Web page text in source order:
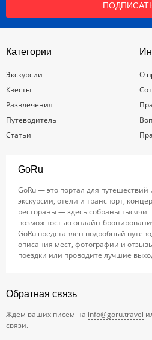
Категории
Экскурсии
Квесты
Развлечения
Путеводитель
Статьи
О
GoRu
GoRu — это портал для
экскурсии, отели и транспорт,
рестораны — здесь собраны тысячи
возможностью онлайн-
GoRu представлен подробный
описания мест, фотографии и
поездки или проводите лучшие
Обратная связь
Ждем ваших писем на info@goru.travel
связи.